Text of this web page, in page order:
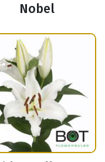
Nobel